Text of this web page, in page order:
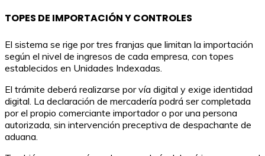
TOPES DE IMPORTACIÓN Y CONTROLES
El sistema se rige por tres franjas que limitan la importación
según el nivel de ingresos de cada empresa, con topes
establecidos en Unidades Indexadas.
El trámite deberá realizarse por vía digital y exige identidad
digital. La declaración de mercadería podrá ser completada
por el propio comerciante importador o por una persona
autorizada, sin intervención preceptiva de despachante de
aduana.